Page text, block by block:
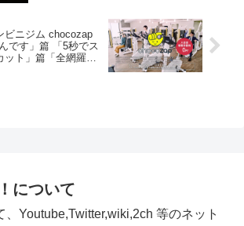
ビニジム chocozap
です」篇 「5秒でス
ト」篇「全網羅」
について
、Youtube,Twitter,wiki,2ch 等のネット